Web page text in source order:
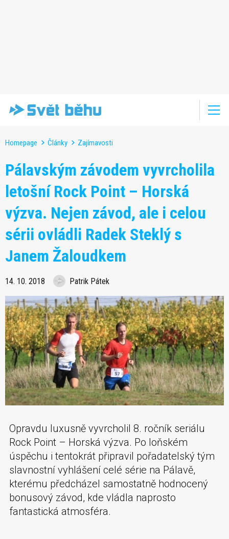
Homepage Články Zajímavosti
Pálavským závodem vyvrcholila
letošní Rock Point – Horská
výzva. Nejen závod, ale i celou
sérii ovládli Radek Steklý s
Janem Žaloudkem
14. 10. 2018 Patrik Pátek
Opravdu luxusně vyvrcholil 8. ročník seriálu
Rock Point – Horská výzva. Po loňském
úspěchu i tentokrát připravil pořadatelský tým
slavnostní vyhlášení celé série na Pálavě,
kterému předcházel samostatně hodnocený
bonusový závod, kde vládla naprosto
fantastická atmosféra.